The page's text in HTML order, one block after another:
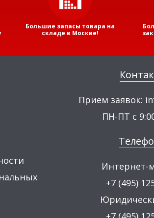
Большие запасы товара на
складе в Москве!
Прием заявок:
ПН-ПТ с
Интернет-
+7 (495)